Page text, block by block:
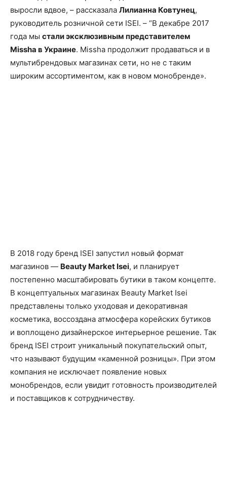
выросли вдвое, – рассказала Лилианна Ковтунец,
руководитель розничной сети ISEI. – “В декабре 2017
года мы стали эксклюзивным представителем
Missha в Украине. Missha продолжит продаваться и в
мультибрендовых магазинах сети, но не с таким
широким ассортиментом, как в новом монобренде».
В 2018 году бренд ISEI запустил новый формат
магазинов — Beauty Market Isei, и планирует
постепенно масштабировать бутики в таком концепте.
В концептуальных магазинах Beauty Market Isei
представлены только уходовая и декоративная
косметика, воссоздана атмосфера корейских бутиков
и воплощено дизайнерское интерьерное решение. Так
бренд ISEI строит уникальный покупательский опыт,
что называют будущим «каменной розницы». При этом
компания не исключает появление новых
монобрендов, если увидит готовность производителей
и поставщиков к сотрудничеству.